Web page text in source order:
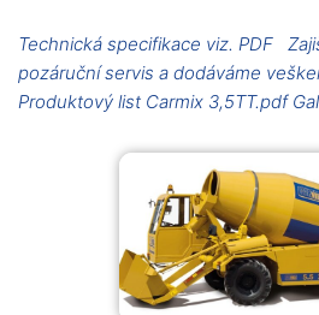
Technická specifikace viz. PDF
pozáruční servis a dodáváme
Produktový list Carmix 3,5TT.pdf